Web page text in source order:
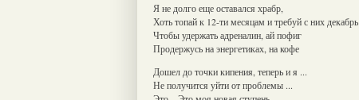
Я не долго еще оставался храбр,
Хоть топай к 12-ти месяцам и требуй с них декабрь
Чтобы удержать адреналин, ай пофиг
Продержусь на энергетиках, на кофе
Дошел до точки кипения, теперь и я ...
Не получится уйти от проблемы ...